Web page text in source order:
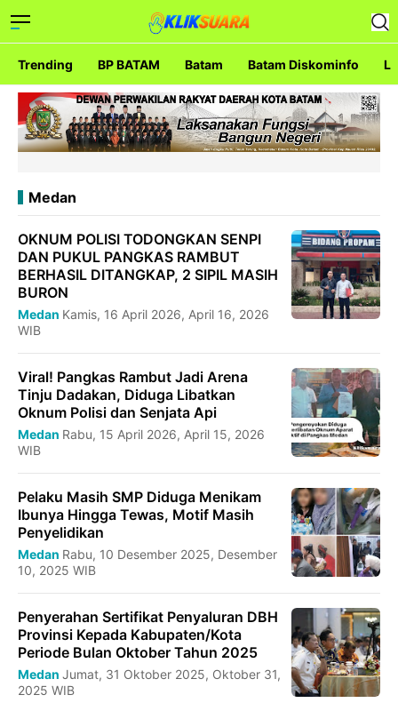
Trending BP BATAM Batam Batam Diskominfo
Medan
OKNUM POLISI TODONGKAN SENPI
DAN PUKUL PANGKAS RAMBUT
BERHASIL DITANGKAP, 2 SIPIL MASIH
BURON
Medan Kamis, 16 April 2026, April 16, 2026
WIB
Viral! Pangkas Rambut Jadi Arena
Tinju Dadakan, Diduga Libatkan
Oknum Polisi dan Senjata Api
Medan Rabu, 15 April 2026, April 15, 2026
WIB
Pelaku Masih SMP Diduga Menikam
Ibunya Hingga Tewas, Motif Masih
Penyelidikan
Medan Rabu, 10 Desember 2025, Desember
10, 2025 WIB
Penyerahan Sertifikat Penyaluran DBH
Provinsi Kepada Kabupaten/Kota
Periode Bulan Oktober Tahun 2025
Medan Jumat, 31 Oktober 2025, Oktober 31,
2025 WIB